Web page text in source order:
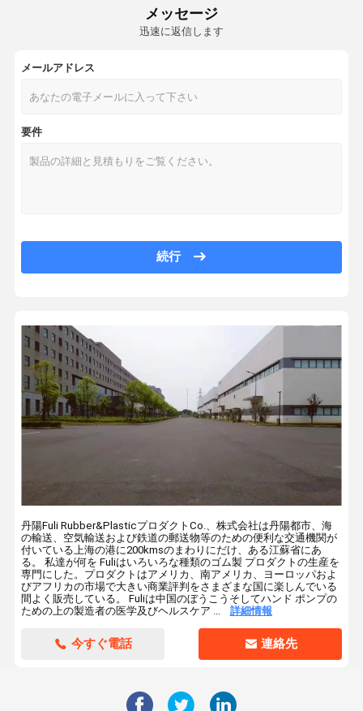
空気パッファーの球根
黒いポリ塩化ビニールの医学のハンド ポンプ多色は非有毒取り除く
人のための浣腸の球根、女性のための肛門のDouche、柔らかさの再使
耐久のゴム製球根のハンド ポンプ、強い吸引のキーボードのクリーン
外国のゴム製ダスティングの球根の強い吸引の多色
ガラスFacialCuppingはポリ塩化ビニールの真空の吸引のマッサージ
Sphygomomanomentの血圧の袖口のぼうこうの倍の管の絹の印刷物
適用範囲が広いプラスチック医学のハンド ポンプのよいSuctoinのゆと
多機能ゴム製吸引の球根の明確で適用範囲が広い軍の緑の吸引ポンプ
軍の緑および黒い空気パッファーの球根のよい伸縮性によってカスタマ
メッセージ
迅速に返信します
メールアドレス
要件
続行
丹陽Fuli Rubber&PlasticプロダクトCo.、株式会社は丹陽都市、海
の輸送、空気輸送および鉄道の郵送物等のための便利な交通機関が
付いている上海の港に200kmsのまわりにだけ、ある江蘇省にあ
る。 私達が何を Fuliはいろいろな種類のゴム製 プロダクトの生産を
専門にした。プロダクトはアメリカ、南アメリカ、ヨーロッパおよ
びアフリカの市場で大きい商業評判をさまざまな国に楽しんでいる
間よく販売している。 Fuliは中国のぼうこうそしてハンド ポンプの
ための上の製造者の医学及びヘルスケア ...
詳細情報
今すぐ電話 連絡先